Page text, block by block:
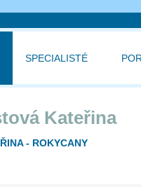
SPECIALISTÉ
Kateřina
- ROKYCANY